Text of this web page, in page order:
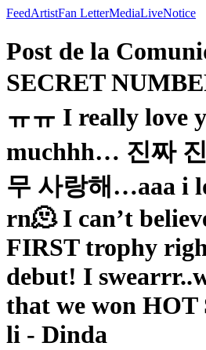
FeedArtistFan LetterMediaLiveNotice
Post de la
SECRET
ㅠㅠ I really love
muchhh… 진짜
무 사랑해…aaa i
rn🫠 I can’t
FIRST trophy
debut! I
that we won
li - Dinda